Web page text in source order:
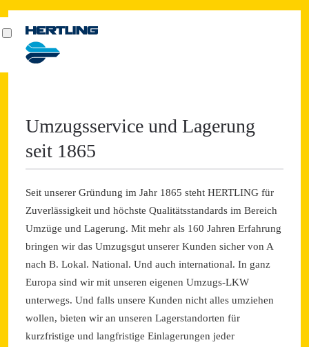
Umzugsservice und Lagerung
seit 1865
Seit unserer Gründung im Jahr 1865 steht HERTLING für
Zuverlässigkeit und höchste Qualitätsstandards im Bereich
Umzüge und Lagerung. Mit mehr als 160 Jahren Erfahrung
bringen wir das Umzugsgut unserer Kunden sicher von A
nach B. Lokal. National. Und auch international. In ganz
Europa sind wir mit unseren eigenen Umzugs-LKW
unterwegs. Und falls unsere Kunden nicht alles umziehen
wollen, bieten wir an unseren Lagerstandorten für
kurzfristige und langfristige Einlagerungen jeder